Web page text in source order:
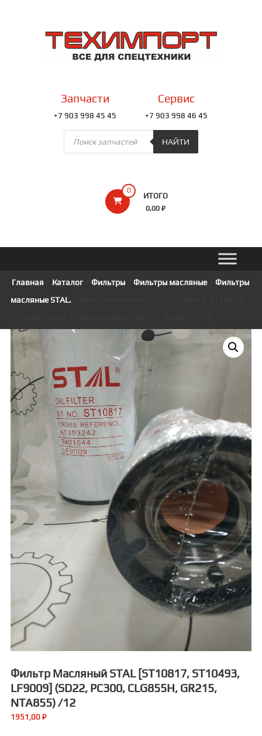
содержимомуТЕХИМПОРТ
Всё
0
ИТОГО
0,00 ₽
Запчасти
+7 903 998 45 45
Сервис
+7 903 998 46 45
Поиск
товаров
НАЙТИ
Главная Каталог/ Фильтры/ Фильтры масляные/
Фильтры
масляные STAL./ Фильтр масляный STAL [ST10817, ST10493,
Фильтр Масляный STAL [ST10817, ST10493,
LF9009] (SD22, PC300, CLG855H, GR215,
NTA855) /12
1951,00 ₽